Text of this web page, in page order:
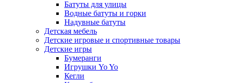
Батуты для улицы
Водные батуты и горки
Надувные батуты
Детская мебель
Детские игровые и спортивные товары
Детские игры
Бумеранги
Игрушки Yo Yo
Кегли